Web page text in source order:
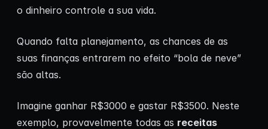
o dinheiro controle a sua vida.
Quando falta planejamento, as chances de as
suas finanças entrarem no efeito “bola de neve”
são altas.
Imagine ganhar R$3000 e gastar R$3500. Neste
exemplo, provavelmente todas as receitas